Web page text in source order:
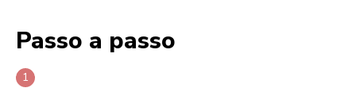
Passo a passo